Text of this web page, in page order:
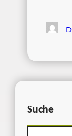
Suche